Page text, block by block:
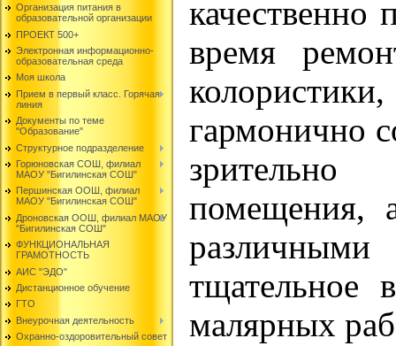
Организация питания в
образовательной организации
ПРОЕКТ 500+
Электронная информационно-
образовательная среда
Моя школа
Прием в первый класс. Горячая
линия
Документы по теме
"Образование"
Структурное подразделение
Горюновская СОШ, филиал
МАОУ "Бигилинская СОШ"
Першинская ООШ, филиал
МАОУ "Бигилинская СОШ"
Дроновская ООШ, филиал МАОУ
"Бигилинская СОШ"
ФУНКЦИОНАЛЬНАЯ
ГРАМОТНОСТЬ
АИС "ЭДО"
Дистанционное обучение
ГТО
Внеурочная деятельность
Охранно-оздоровительный совет
качественно
время
гармонично
зрительно
помещения,
тщательное
малярных